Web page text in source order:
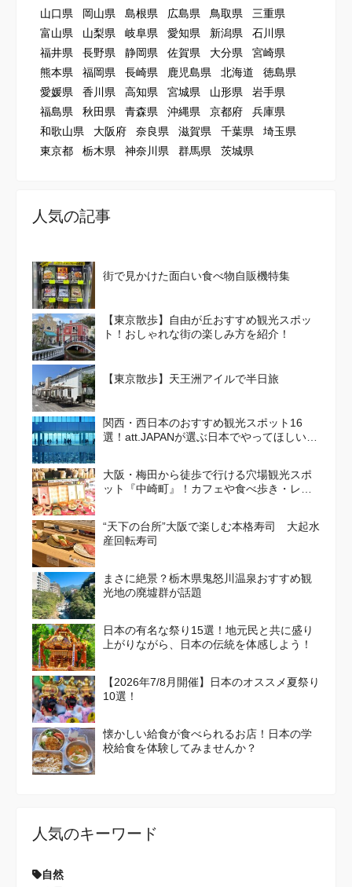
山口県 岡山県 島根県 広島県 鳥取県
三重県
富山県
山梨県 岐阜県 愛知県 新潟県
石川県
福井県
長野県 静岡県 佐賀県 大分県
宮崎県
熊本県
福岡県 長崎県 鹿児島県 北海道
徳島県
愛媛県
香川県 高知県 宮城県 山形県
岩手県
福島県
秋田県 青森県 沖縄県 京都府
兵庫県
和歌山県
大阪府 奈良県 滋賀県 千葉県
埼玉県
東京都
栃木県 神奈川県 群馬県 茨城県
人気の記事
街で見かけた面白い食べ物自販機特集
【東京散歩】自由が丘おすすめ観光スポッ
ト！おしゃれな街の楽しみ方を紹介！
【東京散歩】天王洲アイルで半日旅
関西・西日本のおすすめ観光スポット16
選！att.JAPANが選ぶ日本でやってほしいこ
大阪・梅田から徒歩で行ける穴場観光スポ
ット『中崎町』！カフェや食べ歩き・レト
“天下の台所”大阪で楽しむ本格寿司 大起水
産回転寿司
まさに絶景？栃木県鬼怒川温泉おすすめ観
光地の廃墟群が話題
日本の有名な祭り15選！地元民と共に盛り
上がりながら、日本の伝統を体感しよう！
【2026年7/8月開催】日本のオススメ夏祭り
10選！
懐かしい給食が食べられるお店！日本の学
校給食を体験してみませんか？
人気のキーワード
自然